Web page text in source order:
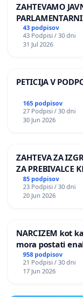
ZAHTEVAMO
ILEGALNI
43 podpisov
43 Podpisi / 30 dni
31 Jul 2026
PETICIJA V
165 podpisov
27 Podpisi / 30 dni
30 Jun 2026
ZAHTEVA ZA
ZA PREBIVALCE
PRESTRANEK
85 podpisov
23 Podpisi / 30 dni
20 Jun 2026
NARCIZEM kot
mora postati
nasilje
958 podpisov
21 Podpisi / 30 dni
17 Jun 2026